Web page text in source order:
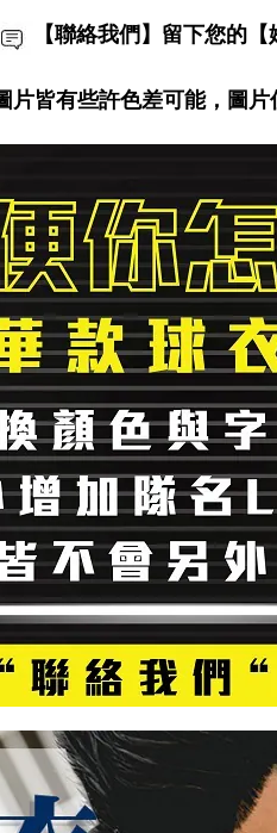
【聯絡我們】留下您的
皆有些許色差可能，圖